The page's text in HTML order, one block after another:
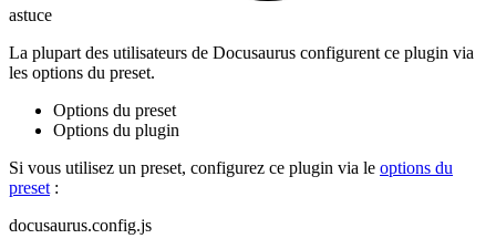
astuce
La plupart des utilisateurs de Docusaurus configurent ce plugin via
les options du preset.
Options du preset
Options du plugin
Si vous utilisez un preset, configurez ce plugin via le options du
preset :
docusaurus.config.js